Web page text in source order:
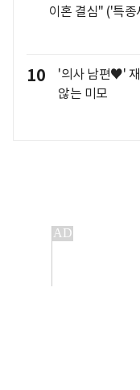
이혼 결심" ('특
10
'의사 남편♥'
않는 미모